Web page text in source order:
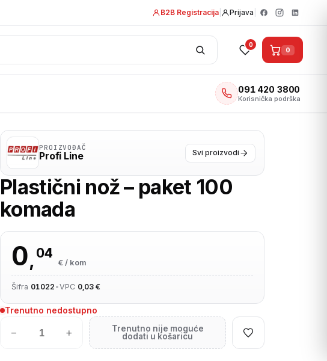
B2B Registracija Prijava
0
0
091 420 3800
Korisnička podrška
PROIZVOĐAČ
Profi Line Svi proizvodi
Plastični nož – paket 100
komada
0,04
€ / kom
Šifra 01022 •VPC 0,03 €
Trenutno nedostupno
− +
Trenutno nije moguće
dodati u košaricu